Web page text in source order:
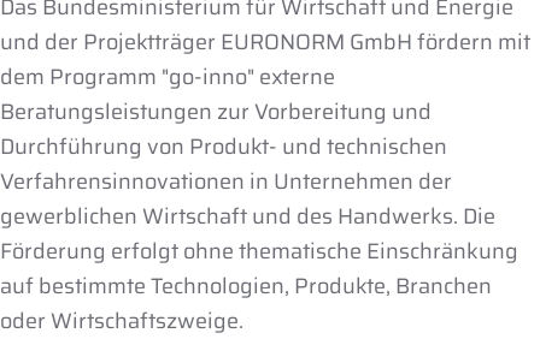
Das Bundesministerium für Wirtschaft und Energie
und der Projektträger EURONORM GmbH fördern mit
dem Programm "go-inno" externe
Beratungsleistungen zur Vorbereitung und
Durchführung von Produkt- und technischen
Verfahrensinnovationen in Unternehmen der
gewerblichen Wirtschaft und des Handwerks. Die
Förderung erfolgt ohne thematische Einschränkung
auf bestimmte Technologien, Produkte, Branchen
oder Wirtschaftszweige.